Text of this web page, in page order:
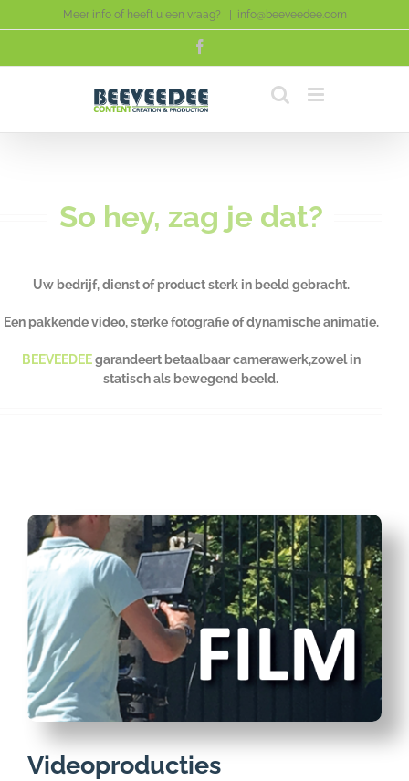
to
Meer info of heeft u een vraag? info@beeveedee.com
So hey, zag je dat?
Uw bedrijf,dienst of product sterk in beeld gebracht.
Een pakkende video, sterke fotografie of dynamische animatie.
BEEVEEDEEgarandeert betaalbaar camerawerk,zowel in
statisch als bewegend beeld.
Videoproducties